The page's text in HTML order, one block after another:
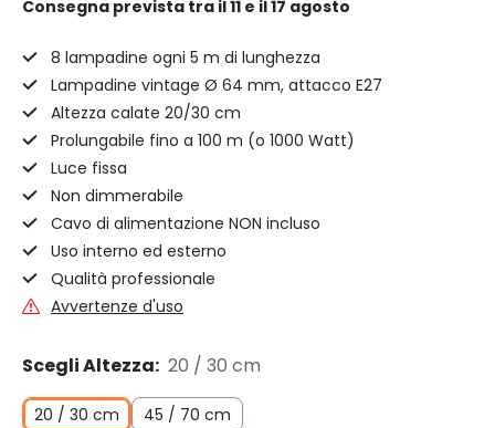
Consegna prevista tra il 11 e il 17 agosto
8 lampadine ogni 5 m di lunghezza
Lampadine vintage Ø 64 mm, attacco E27
Altezza calate 20/30 cm
Prolungabile fino a 100 m (o 1000 Watt)
Luce fissa
Non dimmerabile
Cavo di alimentazione NON incluso
Uso interno ed esterno
Qualità professionale
Avvertenze d'uso
Scegli Altezza: 20 / 30 cm
20 / 30 cm 45 / 70 cm